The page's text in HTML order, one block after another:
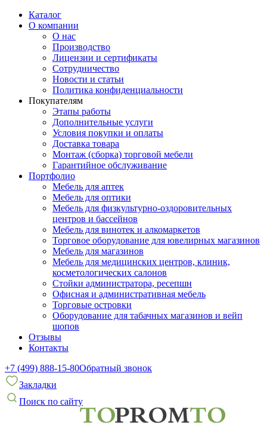
Каталог
О компании
О нас
Производство
Лицензии и сертификаты
Сотрудничество
Новости и статьи
Политика конфиденциальности
Покупателям
Этапы работы
Дополнительные услуги
Условия покупки и оплаты
Доставка товара
Монтаж (сборка) торговой мебели
Гарантийное обслуживание
Портфолио
Мебель для аптек
Мебель для оптики
Мебель для физкультурно-оздоровительных
центров и бассейнов
Мебель для винотек и алкомаркетов
Торговое оборудование для ювелирных магазинов
Мебель для магазинов
Мебель для медицинских центров, клиник,
косметологических салонов
Стойки администратора, ресепшн
Офисная и административная мебель
Торговые островки
Оборудование для табачных магазинов и вейп
шопов
Отзывы
Контакты
+7 (499) 888-15-80Обратный звонок
Закладки
Поиск по сайту